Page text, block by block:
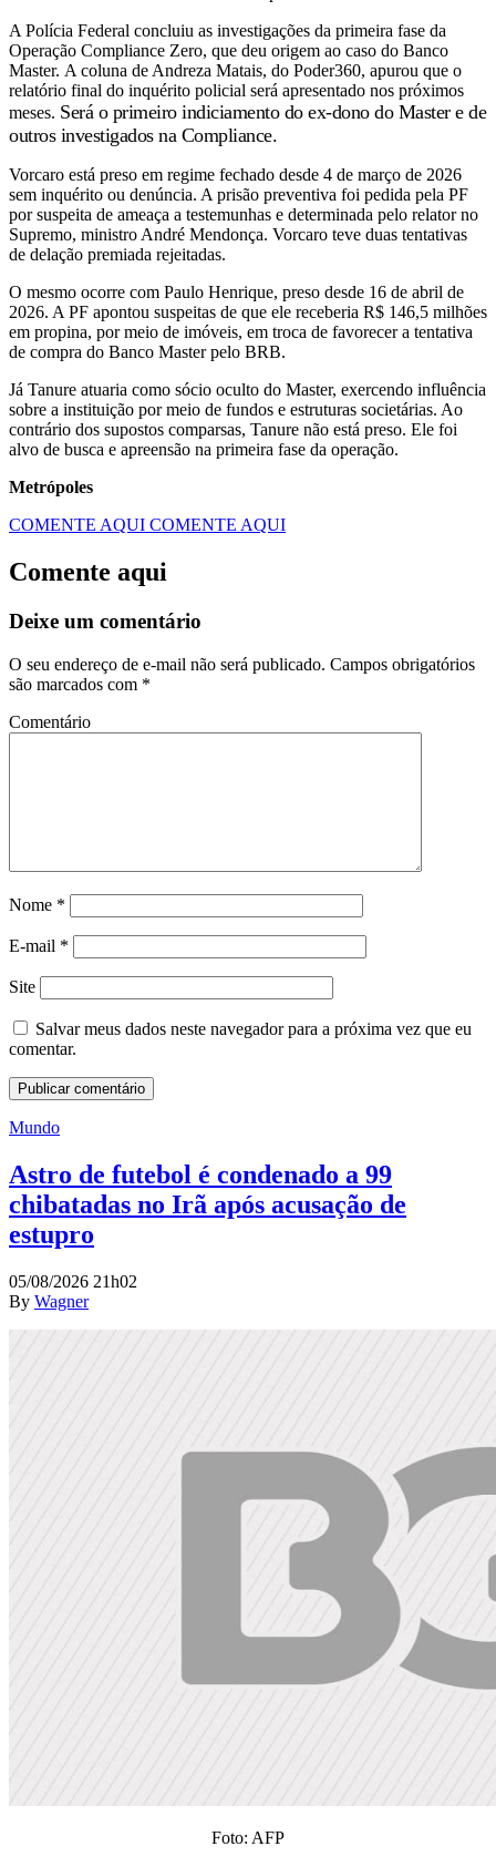
A Polícia Federal concluiu as investigações da primeira fase da
Operação Compliance Zero, que deu origem ao caso do Banco
Master. A coluna de Andreza Matais, do Poder360, apurou que o
relatório final do inquérito policial será apresentado nos próximos
meses. Será o primeiro indiciamento do ex-dono do Master e de
outros investigados na Compliance.
Vorcaro está preso em regime fechado desde 4 de março de 2026
sem inquérito ou denúncia. A prisão preventiva foi pedida pela PF
por suspeita de ameaça a testemunhas e determinada pelo relator no
Supremo, ministro André Mendonça. Vorcaro teve duas tentativas
de delação premiada rejeitadas.
O mesmo ocorre com Paulo Henrique, preso desde 16 de abril de
2026. A PF apontou suspeitas de que ele receberia R$ 146,5 milhões
em propina, por meio de imóveis, em troca de favorecer a tentativa
de compra do Banco Master pelo BRB.
Já Tanure atuaria como sócio oculto do Master, exercendo influência
sobre a instituição por meio de fundos e estruturas societárias. Ao
contrário dos supostos comparsas, Tanure não está preso. Ele foi
alvo de busca e apreensão na primeira fase da operação.
Metrópoles
COMENTE AQUI COMENTE AQUI
Comente aqui
Deixe um comentário
O seu endereço de e-mail não será publicado. Campos obrigatórios
são marcados com *
Comentário
Nome *
E-mail *
Site
Salvar meus dados neste navegador para a próxima vez que eu
comentar.
Mundo
Astro de futebol é condenado a 99
chibatadas no Irã após acusação de
estupro
05/08/2026 21h02
By Wagner
Foto: AFP